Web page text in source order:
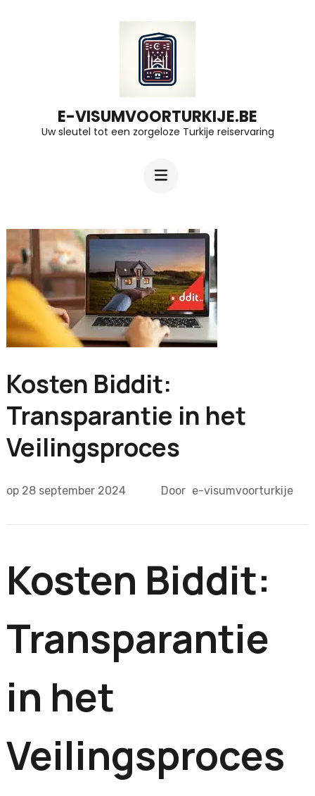
E-VISUMVOORTURKIJE.BE
Uw sleutel tot een zorgeloze Turkije reiservaring
Kosten Biddit:
Transparantie in het
Veilingsproces
op 28 september 2024 Door e-visumvoorturkije
Kosten Biddit:
Transparantie
in het
Veilingsproces